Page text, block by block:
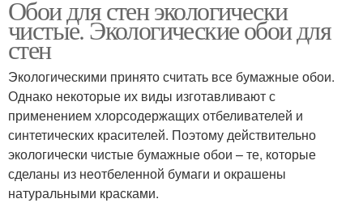
Обои для стен экологически
чистые. Экологические обои для
стен
Экологическими принято считать все бумажные обои.
Однако некоторые их виды изготавливают с
применением хлорсодержащих отбеливателей и
синтетических красителей. Поэтому действительно
экологически чистые бумажные обои – те, которые
сделаны из неотбеленной бумаги и окрашены
натуральными красками.